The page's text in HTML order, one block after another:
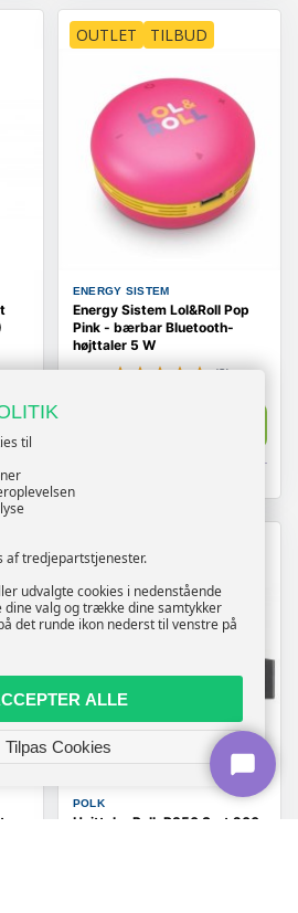
OUTLET TILBUD
ENERGY SISTEM
Energy Sistem Lol&Roll Pop
Pink - bærbar Bluetooth-
højttaler 5 W
(2)
OUTLET
POLK
Højttaler Polk R350 Sort 200
til
af tredjepartstjenester.
udvalgte cookies i nedenstående
dine valg og trække dine samtykker
det runde ikon nederst til venstre på
ALLE
Tilpas Cookies